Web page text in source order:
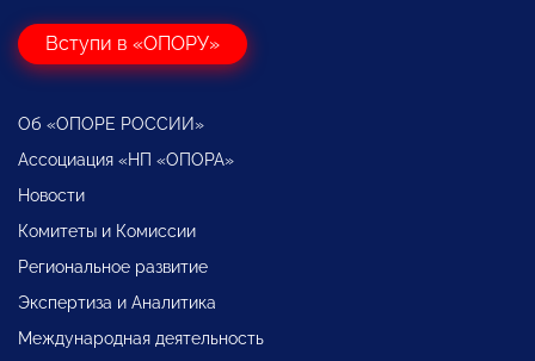
Вступи в «ОПОРУ»
Об «ОПОРЕ РОССИИ»
Ассоциация «НП «ОПОРА»
Новости
Комитеты и Комиссии
Региональное развитие
Экспертиза и Аналитика
Международная деятельность